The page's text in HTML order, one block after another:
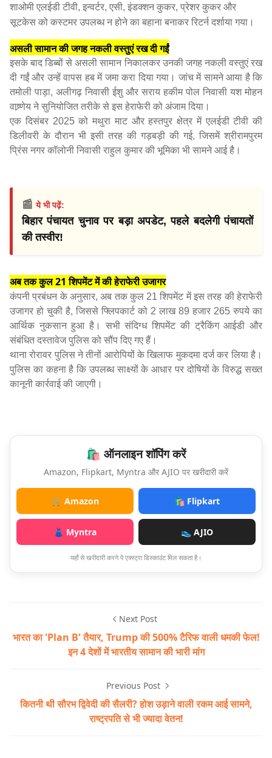
शाओमी एलईडी टीवी, इन्वर्टर, एसी, इंडक्शन कुकर, प्रेशर कुकर और
सूटकेस को कस्टमर उपलब्ध न होने का बहाना बनाकर रिटर्न दर्शाया गया।
असली सामान की जगह नकली वस्तुएं रख दी गईं
इसके बाद डिब्बों से असली सामान निकालकर उनकी जगह नकली वस्तुएं रख
दी गईं और उन्हें वापस हब में जमा करा दिया गया। जांच में सामने आया है कि
तमोली पाड़ा, अलीगढ़ निवासी ईशु और सराय हकीम पोल निवासी यश मोहन
वाष्र्णेय ने सुनियोजित तरीके से इस हेराफेरी को अंजाम दिया।
एक दिसंबर 2025 को मथुरा माट और हस्तपुर क्षेत्र में एलईडी टीवी की
डिलीवरी के दौरान भी इसी तरह की गड़बड़ी की गई, जिसमें श्रीरामपुरम
प्रिंस नगर कॉलोनी निवासी राहुल कुमार की भूमिका भी सामने आई है।
📰ये भी पढ़ें:
बिहार पंचायत चुनाव पर बड़ा अपडेट, पहले बदलेगी पंचायतों
की तस्वीर!
अब तक कुल 21 शिपमेंट में की हेराफेरी उजागर
कंपनी प्रबंधन के अनुसार, अब तक कुल 21 शिपमेंट में इस तरह की हेराफेरी
उजागर हो चुकी है, जिससे फ्लिपकार्ट को 2 लाख 89 हजार 265 रुपये का
आर्थिक नुकसान हुआ है। सभी संदिग्ध शिपमेंट की ट्रैकिंग आईडी और
संबंधित दस्तावेज पुलिस को सौंप दिए गए हैं।
थाना रोरावर पुलिस ने तीनों आरोपियों के खिलाफ मुकदमा दर्ज कर लिया है।
पुलिस का कहना है कि उपलब्ध साक्ष्यों के आधार पर दोषियों के विरुद्ध सख्त
कानूनी कार्रवाई की जाएगी।
🛍️ ऑनलाइन शॉपिंग करें
Amazon, Flipkart, Myntra और AJIO पर खरीदारी करें
🛒 Amazon 🛍️ Flipkart
👗 Myntra 👟 AJIO
यहाँ से खरीदारी करने पे एक्स्ट्रा डिस्काउंट मिल सकता है।
Next Post
भारत का 'Plan B' तैयार, Trump की 500% टैरिफ वाली धमकी फेल!
इन 4 देशों में भारतीय सामान की भारी मांग
Previous Post
कितनी थी सौरभ द्विवेदी की सैलरी? होश उड़ाने वाली रकम आई सामने,
राष्ट्रपति से भी ज्यादा वेतन!